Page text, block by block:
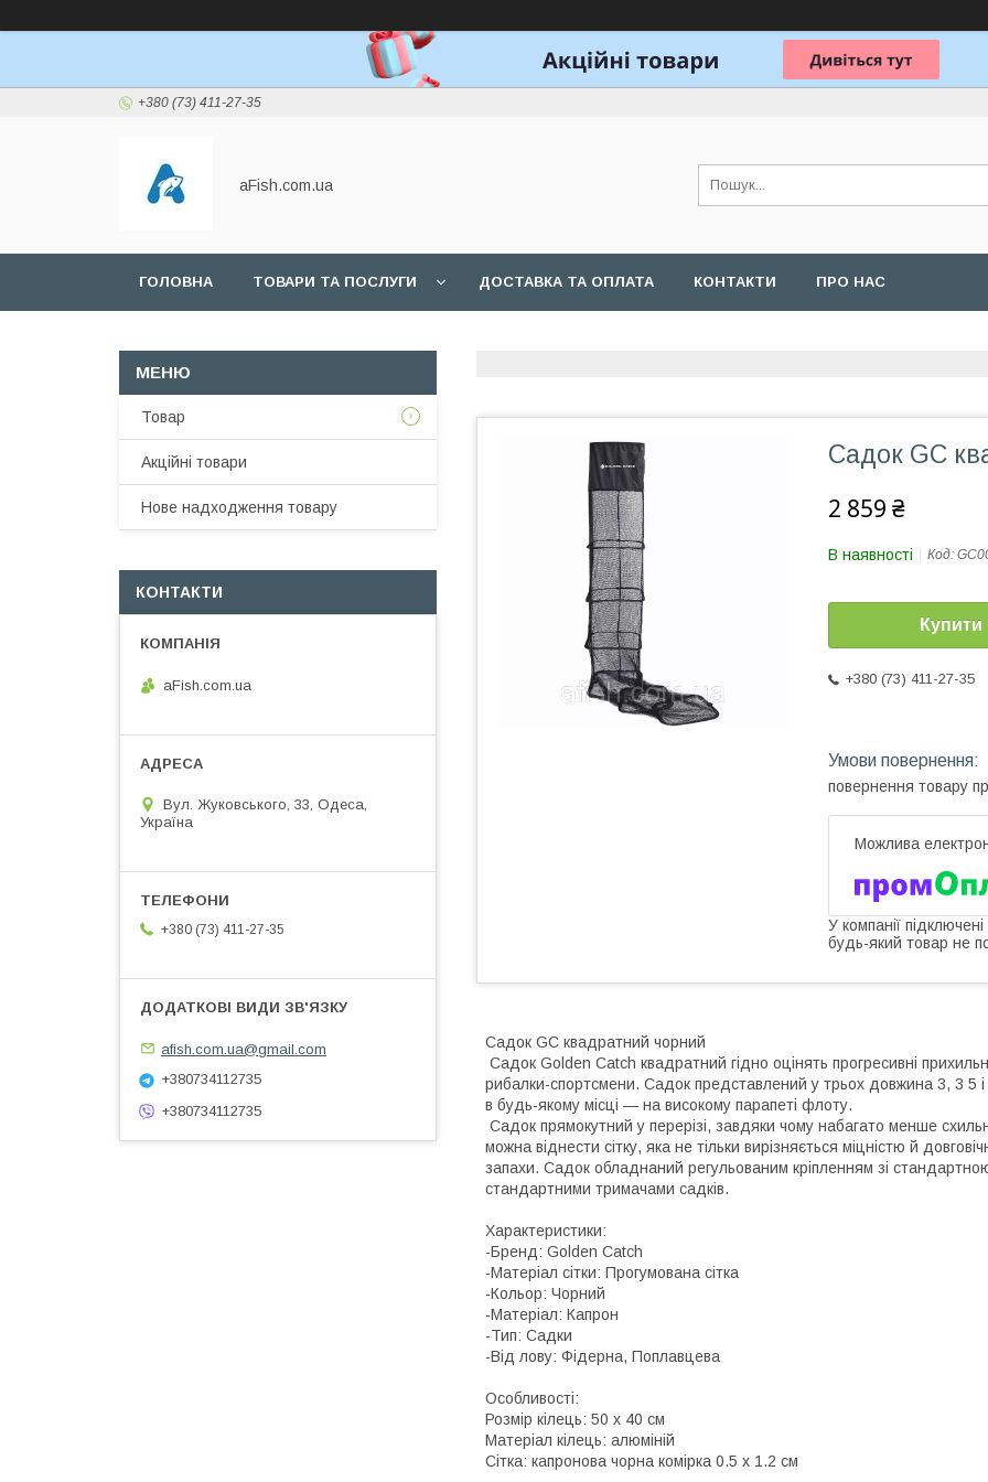
+380 (73) 411-27-35
aFish.com.ua
ГОЛОВНА ТОВАРИ ТА ПОСЛУГИ ДОСТАВКА ТА ОПЛАТА КОНТАКТИ ПРО НАС
Садок GC
2 859 ₴
В наявності Код:
Купити
+380 (73) 411-27-35
повернення товару
У компанії
будь-який товар не
Садок GC квадратний чорний
Садок Golden Catch квадратний гідно оцінять прогресивні
рибалки-спортсмени. Садок представлений у трьох довжина 3, 3 5
в будь-якому місці — на високому парапеті флоту.
Садок прямокутний у перерізі, завдяки чому набагато менше
можна віднести сітку, яка не тільки вирізняється міцністю й
запахи. Садок обладнаний регульованим кріпленням зі
стандартними тримачами садків.
Характеристики:
-Бренд: Golden Catch
-Матеріал сітки: Прогумована сітка
-Кольор: Чорний
-Матеріал: Капрон
-Тип: Садки
-Від лову: Фідерна, Поплавцева
Особливості:
Розмір кілець: 50 x 40 см
Матеріал кілець: алюміній
Сітка: капронова чорна комірка 0.5 x 1.2 см
Товар
Акційні товари
Нове надходження товару
КОНТАКТИ
aFish.com.ua
Вул. Жуковського, 33, Одеса,
Україна
+380 (73) 411-27-35
afish.com.ua@gmail.com
+380734112735
+380734112735